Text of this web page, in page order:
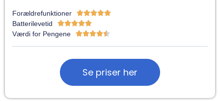
Forældrefunktioner 
Batterilevetid 
Værdi for Pengene 
Se priser her